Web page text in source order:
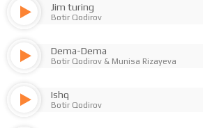
Jim turing
Botir Qodirov
Dema-Dema
Botir Qodirov& Munisa Rizayeva
Ishq
Botir Qodirov